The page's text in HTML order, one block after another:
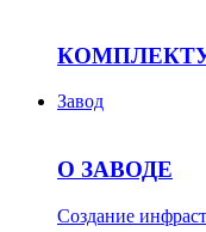
Завод
О ЗАВОДЕ
Создание